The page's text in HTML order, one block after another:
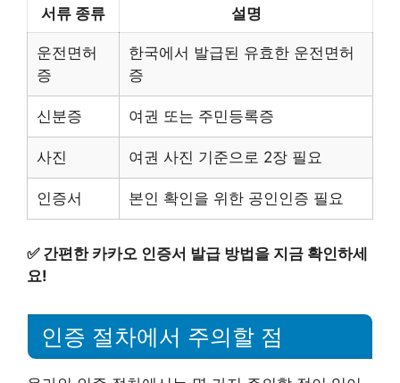
서류 종류 설명
운전면허
증
한국에서 발급된 유효한 운전면허
증
신분증 여권 또는 주민등록증
사진 여권 사진 기준으로 2장 필요
인증서 본인 확인을 위한 공인인증 필요
✅ 간편한 카카오 인증서 발급 방법을 지금 확인하세
요!
인증 절차에서 주의할 점